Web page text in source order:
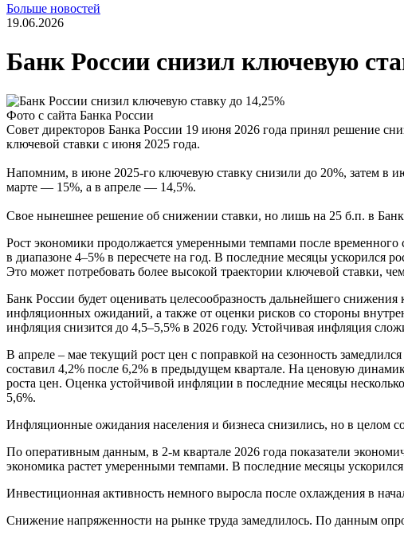
Больше новостей
19.06.2026
Банк России снизил ключевую
Фото с сайта Банка России
Совет директоров Банка России 19 июня 2026 года принял решение
ключевой ставки с июня 2025 года.
Напомним, в июне 2025-го ключевую ставку снизили до 20%, затем в
марте — 15%, а в апреле — 14,5%.
Свое нынешнее решение об снижении ставки, но лишь на 25 б.п. в
Рост экономики продолжается умеренными темпами после
в диапазоне 4–5% в пересчете на год. В последние месяцы ускорился
Это может потребовать более высокой траектории ключевой ставки,
Банк России будет оценивать целесообразность дальнейшего
инфляционных ожиданий, а также от оценки рисков со стороны
инфляция снизится до 4,5–5,5% в 2026 году. Устойчивая инфляция
В апреле – мае текущий рост цен с поправкой на сезонность
составил 4,2% после 6,2% в предыдущем квартале. На ценовую
роста цен. Оценка устойчивой инфляции в последние месяцы
5,6%.
Инфляционные ожидания населения и бизнеса снизились, но в целом
По оперативным данным, в 2-м квартале 2026 года показатели
экономика растет умеренными темпами. В последние месяцы ускорился
Инвестиционная активность немного выросла после охлаждения в
Снижение напряженности на рынке труда замедлилось. По данным